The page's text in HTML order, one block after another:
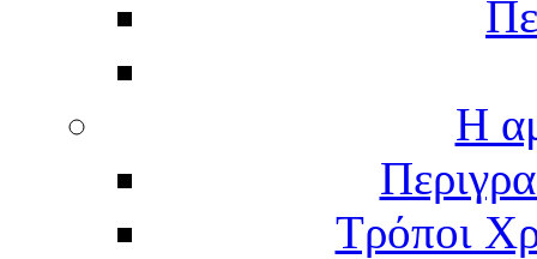
Η
Τρόποι